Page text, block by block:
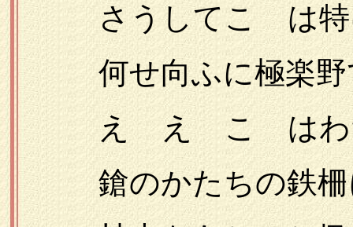
さうしてこゝは特に
何せ向ふに極楽野て
えゝえゝこゝはわた
鎗のかたちの鉄柵